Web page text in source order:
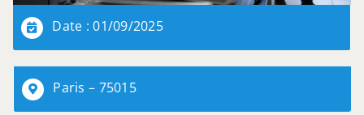
Date : 01/09/2025
Paris – 75015